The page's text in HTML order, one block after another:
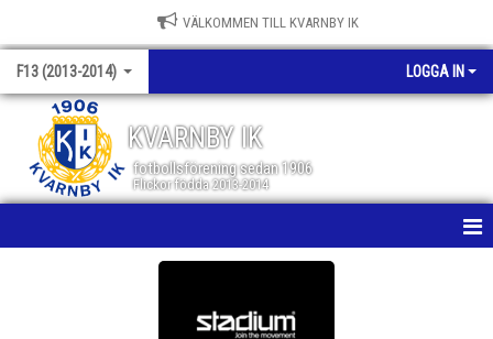
VÄLKOMMEN TILL KVARNBY IK
F13 (2013-2014) LOGGA IN
KVARNBY IK
fotbollsförening sedan 1906
Flickor födda 2013-2014